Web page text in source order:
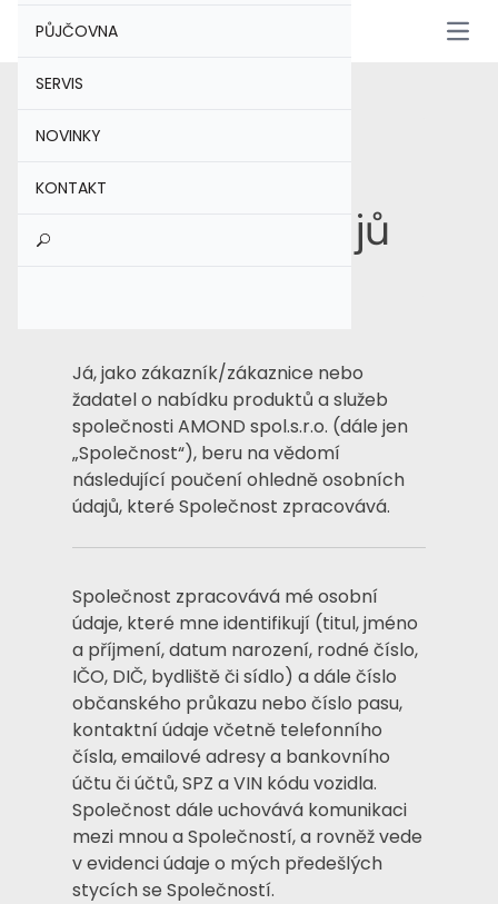
PŮJČOVNA
SERVIS
NOVINKY
KONTAKT
Poučení o
zpracování
osobních údajů
Já, jako zákazník/zákaznice nebo
žadatel o nabídku produktů a služeb
společnosti AMOND spol.s.r.o. (dále jen
„Společnost“), beru na vědomí
následující poučení ohledně osobních
údajů, které Společnost zpracovává.
Společnost zpracovává mé osobní
údaje, které mne identifikují (titul, jméno
a příjmení, datum narození, rodné číslo,
IČO, DIČ, bydliště či sídlo) a dále číslo
občanského průkazu nebo číslo pasu,
kontaktní údaje včetně telefonního
čísla, emailové adresy a bankovního
účtu či účtů, SPZ a VIN kódu vozidla.
Společnost dále uchovává komunikaci
mezi mnou a Společností, a rovněž vede
v evidenci údaje o mých předešlých
stycích se Společností.